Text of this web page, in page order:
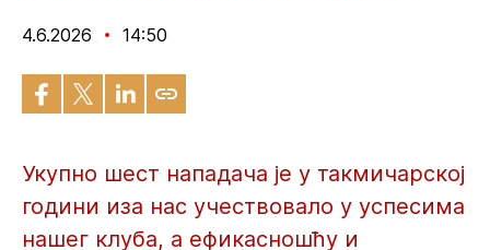
4.6.2026 14:50
Укупно шест нападача је у такмичарској
години иза нас учествовало у успесима
нашег клуба, а ефикасношћу и